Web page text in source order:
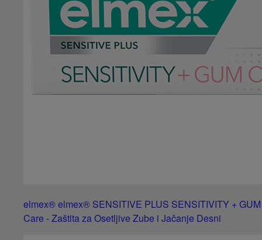
elmex® elmex® SENSITIVE PLUS SENSITIVITY + GUM
Care - Zaštita za Osetljive Zube i Jačanje Desni